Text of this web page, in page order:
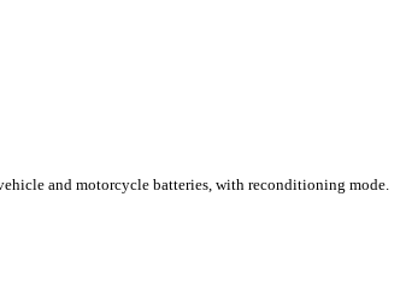
and motorcycle batteries, with reconditioning mode.